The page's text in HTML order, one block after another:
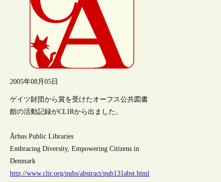
2005年08月05日
ゲイツ財団から賞を受けたオーフス公共図書
館の活動記録がCLIRから出ました。
Århus Public Libraries
Embracing Diversity, Empowering Citizens in
Denmark
http://www.clir.org/pubs/abstract/pub131abst.html